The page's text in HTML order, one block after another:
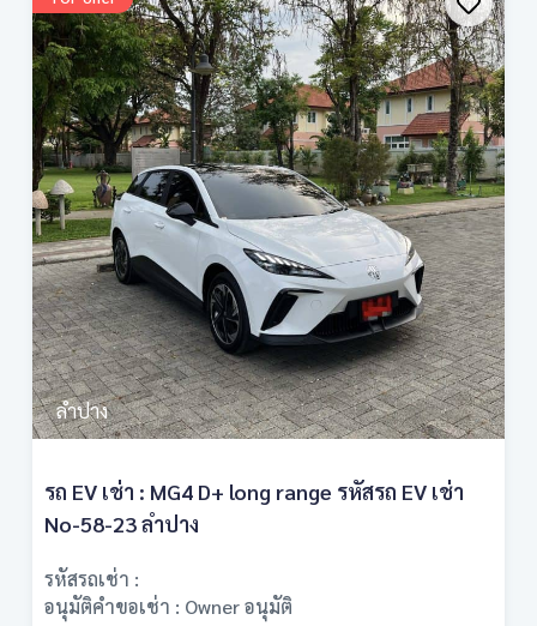
ลำปาง
รถ EV เช่า : MG4 D+ long range รหัสรถ EV เช่า
No-58-23 ลำปาง
รหัสรถเช่า :
อนุมัติคำขอเช่า : Owner อนุมัติ